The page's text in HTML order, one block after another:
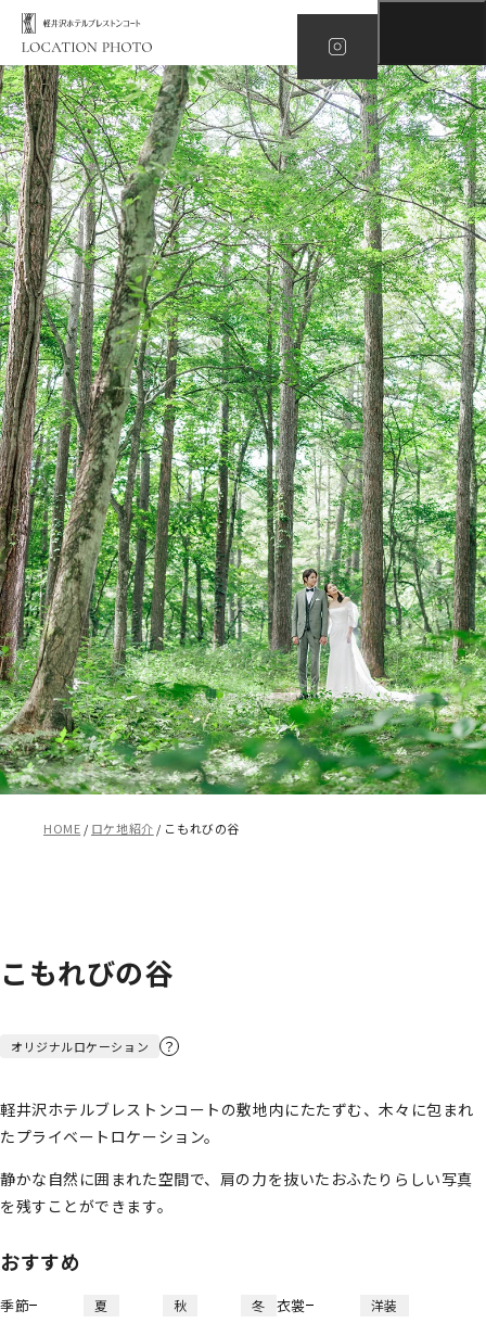
HOME ロケ地紹介 こもれびの谷
こもれびの谷
オリジナルロケーション ？
軽井沢ホテルブレストンコートの敷地内にたたずむ、木々に包まれ
たプライベートロケーション。
静かな自然に囲まれた空間で、肩の力を抜いたおふたりらしい写真
を残すことができます。
おすすめ
季節 夏 秋 冬 衣裳 洋装